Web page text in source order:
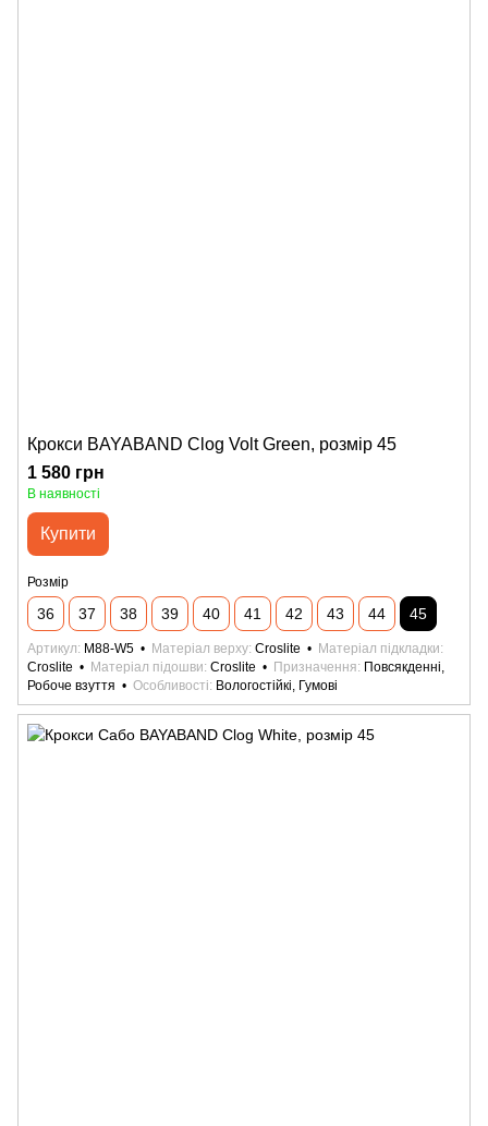
Крокси BAYABAND Clog Volt Green, розмір 45
1 580 грн
В наявності
Купити
Розмір
36 37 38 39 40 41 42 43 44 45
Артикул M88-W5 Матеріал верху Croslite
Матеріал підкладки
Croslite
Матеріал підошви Croslite Призначення
Повсякденні,
Робоче взуття
Особливості Вологостійкі, Гумові